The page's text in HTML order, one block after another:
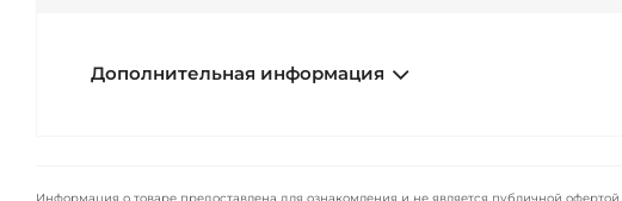
Дополнительная информация